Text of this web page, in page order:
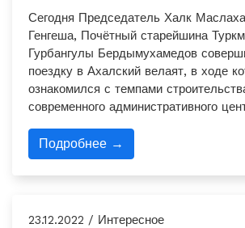
Сегодня Председатель Халк
Генгеша, Почётный старейшина
Гурбангулы Бердымухамедов
поездку в Ахалский велаят, в ходе
ознакомился с темпами
современного административного
Подробнее →
23.12.2022 / Интересное